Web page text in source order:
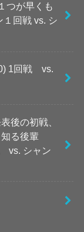
つが早くも
回戦 vs. シ
1回戦 vs.
後の初戦、
る後輩
vs. シャン